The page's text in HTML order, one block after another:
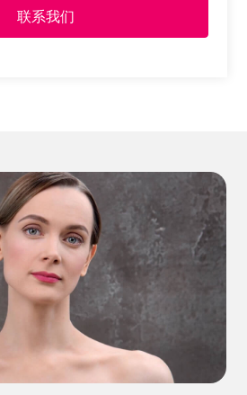
联系我们